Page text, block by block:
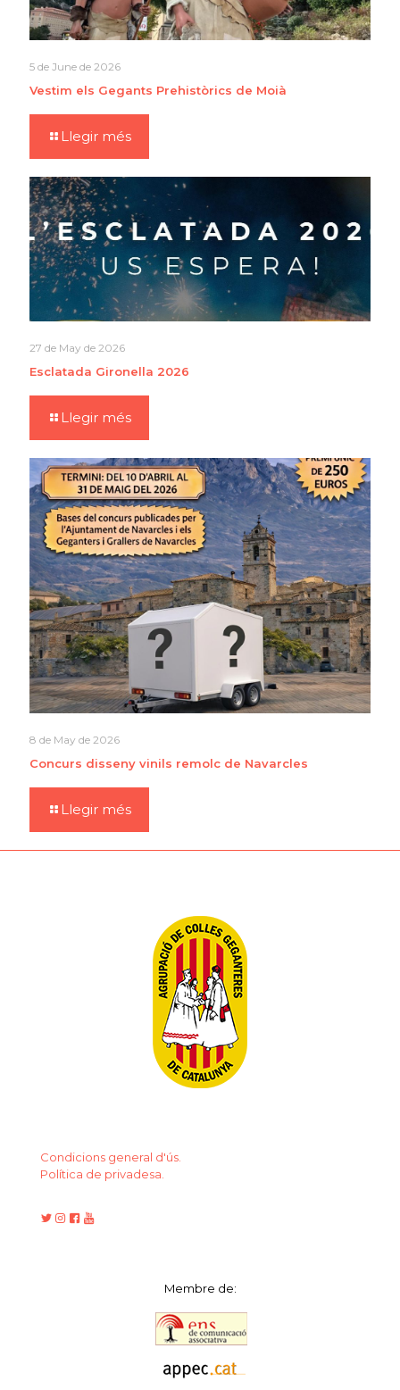
5 de June de 2026
Vestim els Gegants Prehistòrics de Moià
Llegir més
27 de May de 2026
Esclatada Gironella 2026
Llegir més
8 de May de 2026
Concurs disseny vinils remolc de Navarcles
Llegir més
Condicions general d'ús.
Política de privadesa.
Membre de: